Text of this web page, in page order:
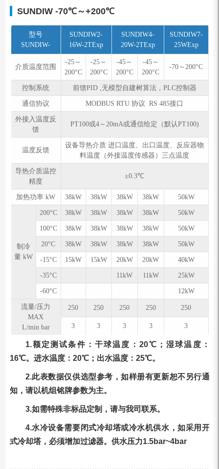
SUNDIW -70℃～+200℃
型号
SUNDIW-
SUNDIW2-
16W-2TExp
SUNDIW4-
20W-2TExp
SUNDIW7-
25WExp
介质温度范围
-25～
200°C
-25～
200°C
-45～
200°C
-45～
200°C
-70～200°C
控制系统 前馈PID ,无模型自建树算法，PLC控制器
通信协议 MODBUS RTU 协议 RS 485接口
外接入温度反
馈
PT100或4～20mA或通信给定（默认PT100)
温度反馈
设备导热介质 进口温度、出口温度、反应器物
料温度（外接温度传感器）三点温度
导热介质温控
精度
±0.3℃
加热功率 kW 38kW 38kW 38kW 38kW 50kW
制冷
量 kW
200°C 38kW 38kW 38kW 38kW 50kW
100°C 38kW 38kW 38kW 38kW 50kW
20°C 38kW 38kW 38kW 38kW 50kW
-15°C 15kW 15kW 20kW 20kW 40kW
-35°C 11kW 11kW 25kW
-60°C 12kW
流量/压力
MAX
L/min bar
250 250 250 250 250
3 3 3 3 3
1.额定测试条件：干球温度：20℃；湿球温度：
16℃。进⽔温度：20℃；出⽔温度：25℃。
2.此表数据仅供选型参考，如样册有更新恕不另行通
知，请以机组铭牌参数为主。
3.如需特殊非标品定制，请与我司联系。
4.水冷设备需要闭式冷却塔或冷水机供水，如采用开
式冷却塔，必须增加过滤器。供水压力1.5bar~4bar